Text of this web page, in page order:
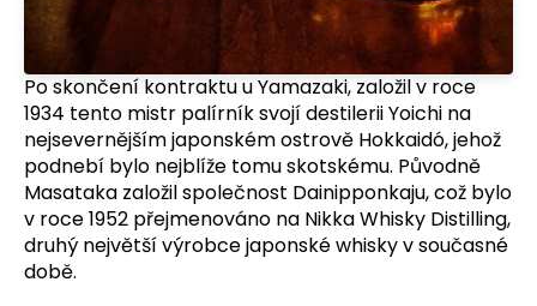
Po skončení kontraktu u Yamazaki, založil v roce
1934 tento mistr palírník svojí destilerii Yoichi na
nejsevernějším japonském ostrově Hokkaidó, jehož
podnebí bylo nejblíže tomu skotskému. Původně
Masataka založil společnost Dainipponkaju, což bylo
v roce 1952 přejmenováno na Nikka Whisky Distilling,
druhý největší výrobce japonské whisky v současné
době.